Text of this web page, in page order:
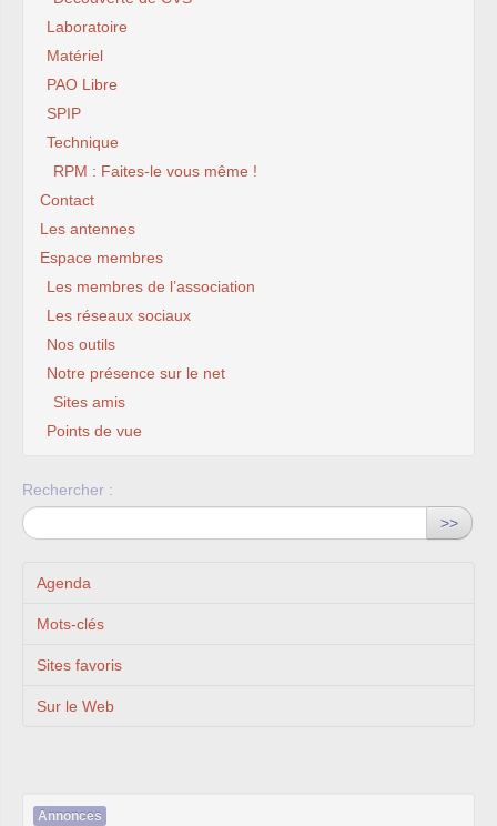
Laboratoire
Matériel
PAO Libre
SPIP
Technique
RPM : Faites-le vous même !
Contact
Les antennes
Espace membres
Les membres de l’association
Les réseaux sociaux
Nos outils
Notre présence sur le net
Sites amis
Points de vue
Rechercher :
>>
Agenda
Mots-clés
Sites favoris
Sur le Web
Annonces